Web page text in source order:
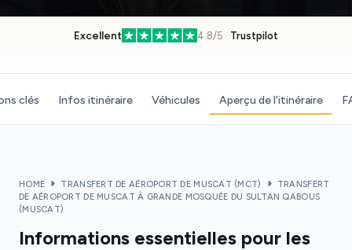
Excellent 4.8/5 · Trustpilot
clés Infos itinéraire Véhicules Aperçu de l'itinéraire
HOME TRANSFERT DE AÉROPORT DE MUSCAT (MCT)
TRANSFERT
DE AÉROPORT DE MUSCAT À GRANDE MOSQUÉE DU SULTAN QABOUS
(MUSCAT)
Informations essentielles pour les